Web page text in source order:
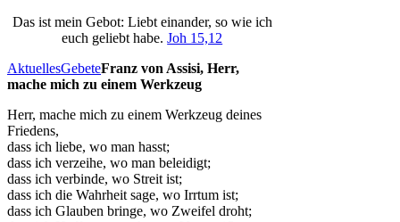
Das ist mein Gebot: Liebt einander, so wie ich
euch geliebt habe.Joh 15,12
AktuellesGebeteFranz von Assisi, Herr,
mache mich zu einem Werkzeug
Herr, mache mich zu einem Werkzeug deines
Friedens,
dass ich liebe, wo man hasst;
dass ich verzeihe, wo man beleidigt;
dass ich verbinde, wo Streit ist;
dass ich die Wahrheit sage, wo Irrtum ist;
dass ich Glauben bringe, wo Zweifel droht;